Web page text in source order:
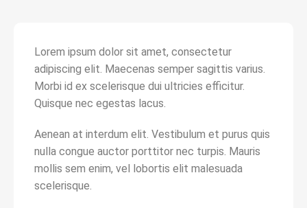
Lorem ipsum dolor sit amet, consectetur
adipiscing elit. Maecenas semper sagittis varius.
Morbi id ex scelerisque dui ultricies efficitur.
Quisque nec egestas lacus.
Aenean at interdum elit. Vestibulum et purus quis
nulla congue auctor porttitor nec turpis. Mauris
mollis sem enim, vel lobortis elit malesuada
scelerisque.